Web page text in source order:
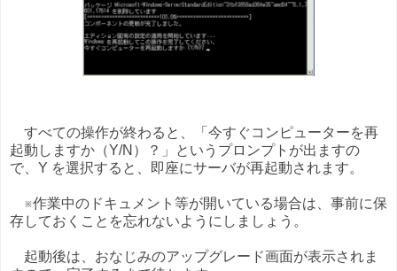
すべての操作が終わると、「今すぐコンピューターを再
起動しますか（Y/N）？」というプロンプトが出ますの
で、Y を選択すると、即座にサーバが再起動されます。
※作業中のドキュメント等が開いている場合は、事前に保
存しておくことを忘れないようにしましょう。
起動後は、おなじみのアップグレード画面が表示されま